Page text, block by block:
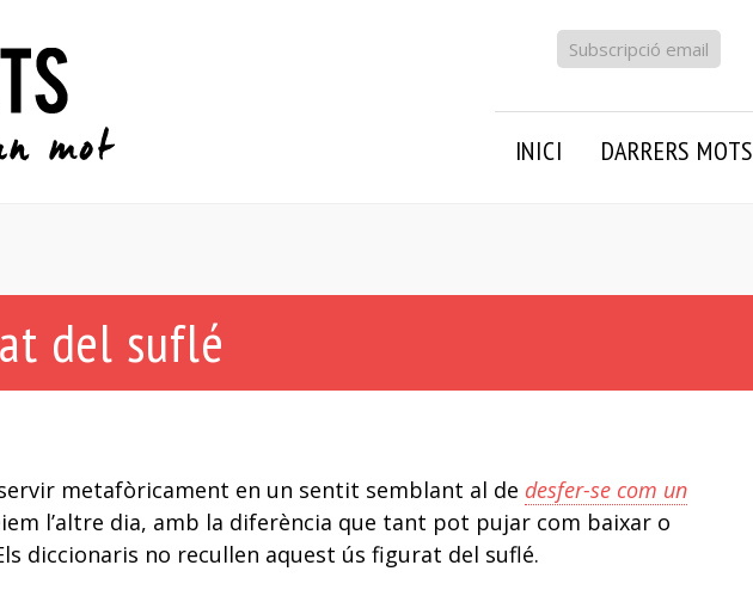
Subscripció email
INICI DARRERS MOTS
del suflé
metafòricament en un sentit semblant al de desfer-se com un
l’altre dia, amb la diferència que tant pot pujar com baixar o
diccionaris no recullen aquest ús figurat del suflé.